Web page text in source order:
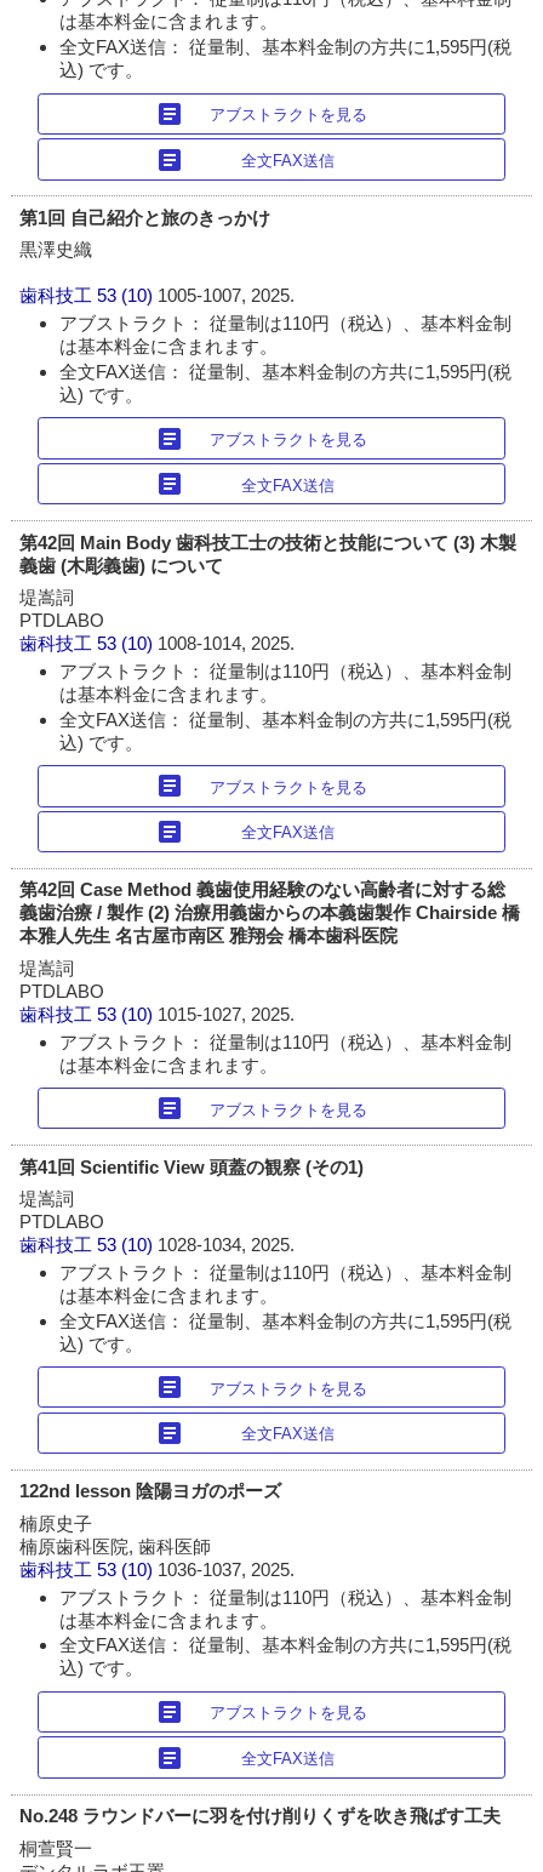
は基本料金に含まれます。
全文FAX送信： 従量制、基本料金制の方共に1,595円(税
込) です。
article アブストラクトを見る
article 全文FAX送信
第1回 自己紹介と旅のきっかけ
黒澤史織
歯科技工 53 (10) 1005-1007, 2025.
アブストラクト： 従量制は110円（税込）、基本料金制
は基本料金に含まれます。
全文FAX送信： 従量制、基本料金制の方共に1,595円(税
込) です。
article アブストラクトを見る
article 全文FAX送信
第42回 Main Body 歯科技工士の技術と技能について (3) 木製
義歯 (木彫義歯) について
堤嵩詞
PTDLABO
歯科技工 53 (10) 1008-1014, 2025.
アブストラクト： 従量制は110円（税込）、基本料金制
は基本料金に含まれます。
全文FAX送信： 従量制、基本料金制の方共に1,595円(税
込) です。
article アブストラクトを見る
article 全文FAX送信
第42回 Case Method 義歯使用経験のない高齢者に対する総
義歯治療 / 製作 (2) 治療用義歯からの本義歯製作 Chairside 橋
本雅人先生 名古屋市南区 雅翔会 橋本歯科医院
堤嵩詞
PTDLABO
歯科技工 53 (10) 1015-1027, 2025.
アブストラクト： 従量制は110円（税込）、基本料金制
は基本料金に含まれます。
article アブストラクトを見る
第41回 Scientific View 頭蓋の観察 (その1)
堤嵩詞
PTDLABO
歯科技工 53 (10) 1028-1034, 2025.
アブストラクト： 従量制は110円（税込）、基本料金制
は基本料金に含まれます。
全文FAX送信： 従量制、基本料金制の方共に1,595円(税
込) です。
article アブストラクトを見る
article 全文FAX送信
122nd lesson 陰陽ヨガのポーズ
楠原史子
楠原歯科医院, 歯科医師
歯科技工 53 (10) 1036-1037, 2025.
アブストラクト： 従量制は110円（税込）、基本料金制
は基本料金に含まれます。
全文FAX送信： 従量制、基本料金制の方共に1,595円(税
込) です。
article アブストラクトを見る
article 全文FAX送信
No.248 ラウンドバーに羽を付け削りくずを吹き飛ばす工夫
桐萱賢一